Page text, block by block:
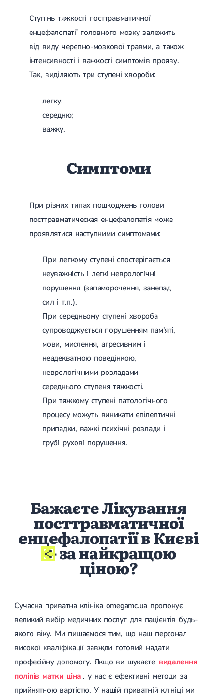
Ступінь тяжкості посттравматичної
енцефалопатії головного мозку залежить
від виду черепно-мозкової травми, а також
інтенсивності і важкості симптомів прояву.
Так, виділяють три ступені хвороби:
легку;
середню;
важку.
Симптоми
При різних типах пошкоджень голови
посттравматическая енцефалопатія може
проявлятися наступними симптомами:
При легкому ступені спостерігається
неуважність і легкі неврологічні
порушення (запаморочення, занепад
сил і т.п.).
При середньому ступені хвороба
супроводжується порушенням пам'яті,
мови, мислення, агресивним і
неадекватною поведінкою,
неврологічними розладами
середнього ступеня тяжкості.
При тяжкому ступені патологічного
процесу можуть виникати епілептичні
припадки, важкі психічні розлади і
грубі рухові порушення.
Бажаєте Лікування
посттравматичної
енцефалопатії в Києві
- за найкращою
ціною?
Сучасна приватна клініка omegamc.ua пропонує
великий вибір медичних послуг для пацієнтів будь-
якого віку. Ми пишаємося тим, що наш персонал
високої кваліфікації завжди готовий надати
професійну допомогу. Якщо ви шукаєте видалення
поліпів матки ціна , у нас є ефективні методи за
прийнятною вартістю. У нашій приватній клініці ми